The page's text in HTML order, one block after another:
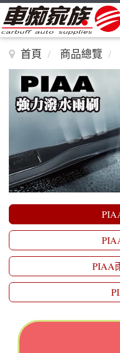
首頁 商品總覽
PIAA